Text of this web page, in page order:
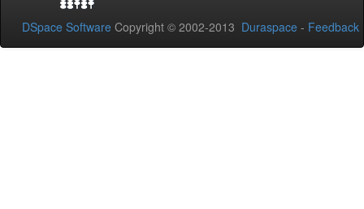
DSpace Software Copyright © 2002-2013 Duraspace - Feedback